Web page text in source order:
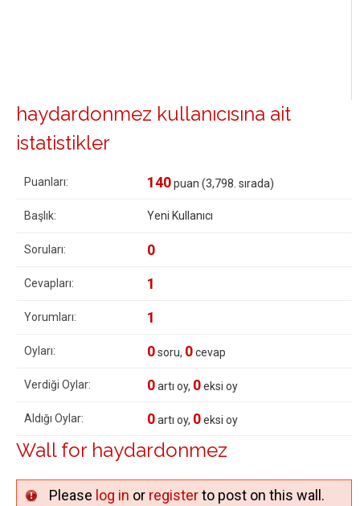
haydardonmez kullanıcısına ait
istatistikler
Puanları: 140puan (3,798 . sırada)
Başlık: Yeni Kullanıcı
Soruları: 0
Cevapları: 1
Yorumları: 1
Oyları: 0soru, 0cevap
Verdiği Oylar: 0artı oy, 0eksi oy
Aldığı Oylar: 0artı oy, 0eksi oy
Wall for haydardonmez
Please log in or registerto post on this wall.